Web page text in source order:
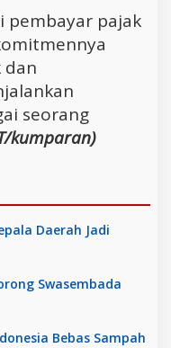
pembayar pajak
dan
seorang
kumparan)
Daerah Jadi
Swasembada
Bebas Sampah